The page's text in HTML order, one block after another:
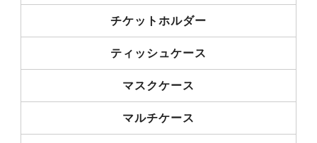
チケットホルダー
ティッシュケース
マスクケース
マルチケース